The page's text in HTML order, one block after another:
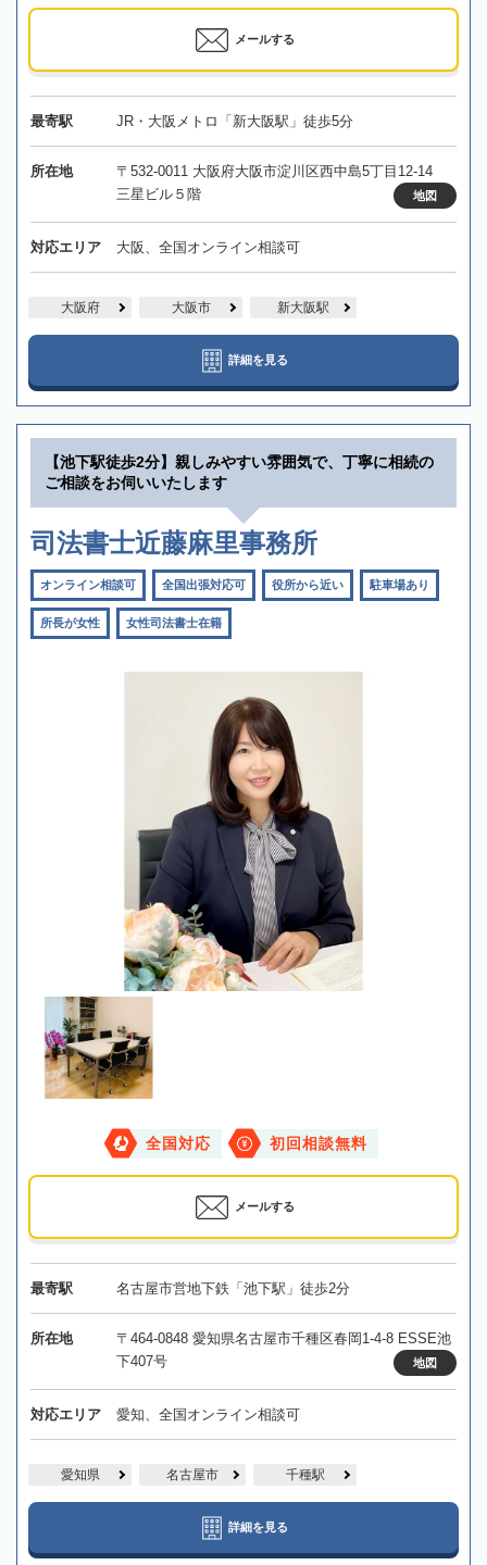
メールする
最寄駅 JR・大阪メトロ「新大阪駅」徒歩5分
所在地
〒532-0011 大阪府大阪市淀川区西中島5丁目12-14
三星ビル５階
地図
対応エリア 大阪、全国オンライン相談可
大阪府 大阪市 新大阪駅
詳細を見る
【池下駅徒歩2分】親しみやすい雰囲気で、丁寧に相続の
ご相談をお伺いいたします
司法書士近藤麻里事務所
オンライン相談可 全国出張対応可 役所から近い 駐車場あり
所長が女性 女性司法書士在籍
全国対応 初回相談無料
メールする
最寄駅 名古屋市営地下鉄「池下駅」徒歩2分
所在地
〒464-0848 愛知県名古屋市千種区春岡1-4-8 ESSE池
下407号
地図
対応エリア 愛知、全国オンライン相談可
愛知県 名古屋市 千種駅
詳細を見る